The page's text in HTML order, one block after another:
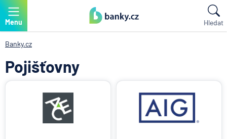
Menu Hledat
Banky.cz
Pojišťovny